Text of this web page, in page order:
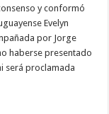
y conformó
Evelyn
por Jorge
haberse presentado
será proclamada